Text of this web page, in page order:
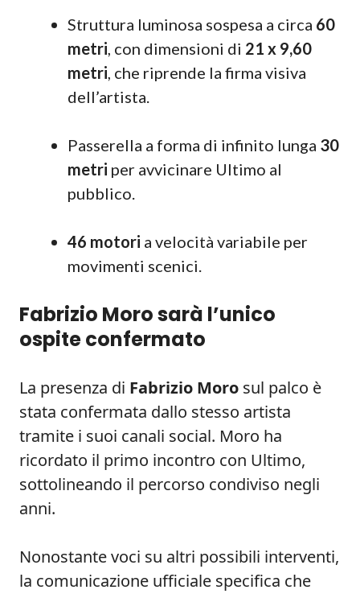
Struttura luminosa sospesa a circa 60
metri, con dimensioni di 21 x 9,60
metri, che riprende la firma visiva
dell’artista.
Passerella a forma di infinito lunga 30
metri per avvicinare Ultimo al
pubblico.
46 motori a velocità variabile per
movimenti scenici.
Fabrizio Moro sarà l’unico
ospite confermato
La presenza di Fabrizio Moro sul palco è
stata confermata dallo stesso artista
tramite i suoi canali social. Moro ha
ricordato il primo incontro con Ultimo,
sottolineando il percorso condiviso negli
anni.
Nonostante voci su altri possibili interventi,
la comunicazione ufficiale specifica che